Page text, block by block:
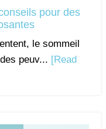
pour des
le sommeil
peuv... [Read